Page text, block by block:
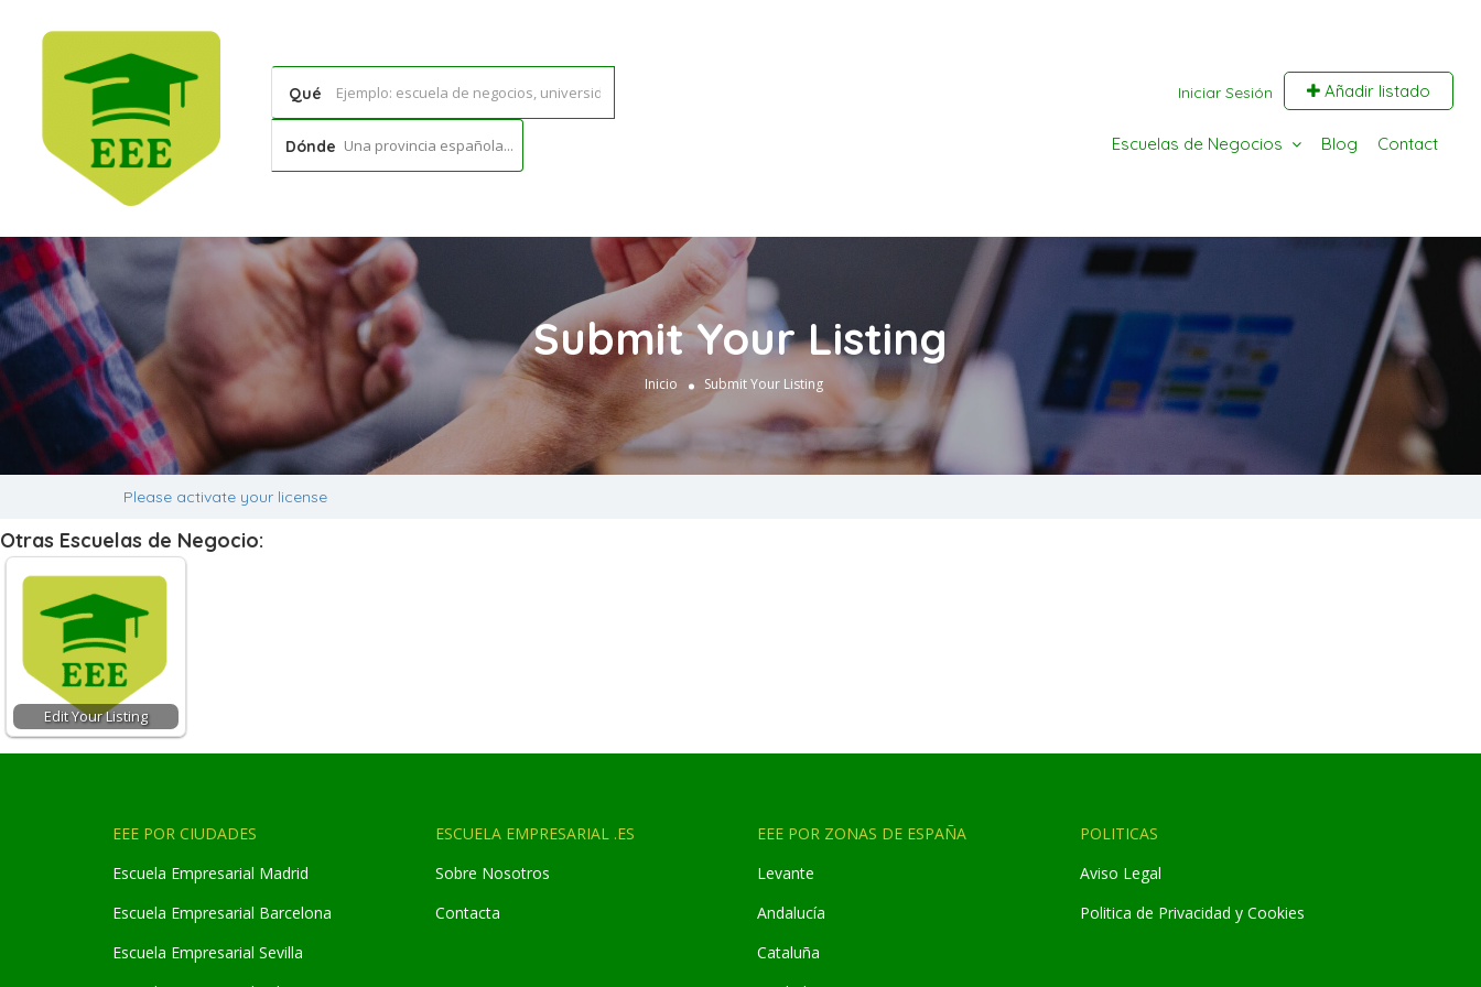
Qué
Dónde Una provincia española...
Iniciar Sesión Añadir listado
Escuelas de Negocios Blog Contact
Submit Your Listing
Inicio Submit Your Listing
Please activate your license
Otras Escuelas de Negocio:
Edit Your Listing
EEE POR CIUDADES
Escuela Empresarial Madrid
Escuela Empresarial Barcelona
Escuela Empresarial Sevilla
ESCUELA EMPRESARIAL .ES
Sobre Nosotros
Contacta
EEE POR ZONAS DE ESPAÑA
Levante
Andalucía
Cataluña
POLITICAS
Aviso Legal
Politica de Privacidad y Cookies